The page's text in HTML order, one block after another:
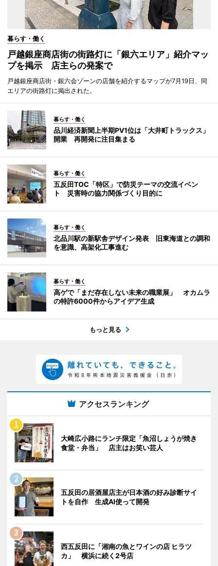
暮らす・働く
戸越銀座商店街の街路灯に「銀六エリア」紹介マッ
プを掲示 店主らの発案で
戸越銀座商店街・銀六会ゾーンの店舗を紹介するマップが7月19日、同
エリアの街路灯に掲出された。
暮らす・働く
品川経済新聞上半期PV1位は「大井町トラックス」
開業 再開発に注目集まる
暮らす・働く
五反田TOC「特区」で防災テーマの交流イベン
ト 災害時の協力関係づくり目的に
暮らす・働く
北品川駅の新駅舎デザイン発表 旧東海道との調和
を意識、高架化工事進む
暮らす・働く
高ゲで「まだ存在しない未来の職業展」 オカムラ
の特許6000件からアイデア生成
もっと見る
アクセスランキング
大崎広小路にランチ限定「魚沼しょうが焼き
食堂・弁当」 店主はお笑い芸人
五反田の居酒屋店主が日本酒の好み診断サイ
トを自作 生成AI使って開発
西五反田に「湘南の魚とワインの店 ヒラツ
カ」 横浜に続く2号店